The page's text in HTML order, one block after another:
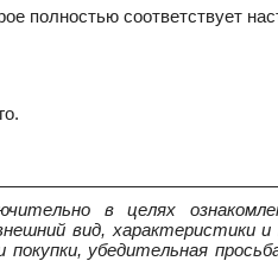
полностью соответствует
в целях
вид, характеристики и
убедительная